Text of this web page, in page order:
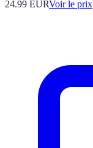
24.99 EURVoir le prix